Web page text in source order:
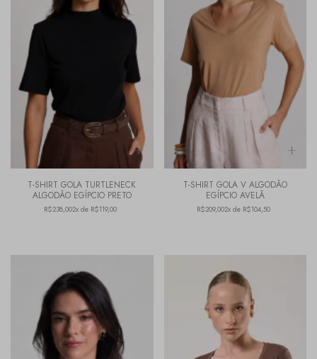
T-SHIRT GOLA TURTLENECK
ALGODÃO EGÍPCIO PRETO
R$238,002x de R$119,00
T-SHIRT GOLA V ALGODÃO
EGÍPCIO AVELÃ
R$209,002x de R$104,50